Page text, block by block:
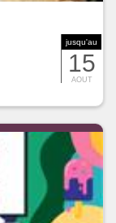
jusqu'au
15
AOUT